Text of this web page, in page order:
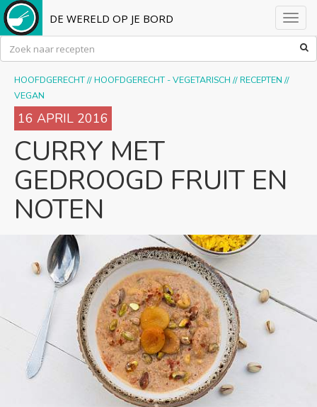
DE WERELD OP JE BORD
HOOFDGERECHT//HOOFDGERECHT - VEGETARISCH //RECEPTEN //
VEGAN
16 APRIL 2016
CURRY MET
GEDROOGD FRUIT EN
NOTEN